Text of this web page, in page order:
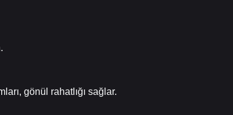
gönül rahatlığı sağlar.